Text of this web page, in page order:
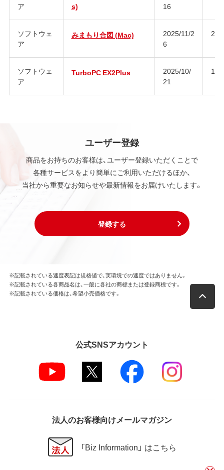
ア
s)
16
ソフトウェ
ア
みまもり合図 (Mac)
2025/11/2
6
ソフトウェ
ア
TurboPC EX2Plus
2025/10/
21
ユーザー登録
商品をお持ちのお客様は、ユーザー登録いただくことで
各種サービスをより簡単にご利用いただけるほか、
当社から重要なお知らせや最新情報をお届けいたします。
登録する
※記載されている速度表記は規格値で、実環境での速度ではありません。
※記載されている各商品名は、一般に各社の商標または登録商標です。
※記載されている価格は、希望小売価格です。
公式SNSアカウント
法人のお客様向けメールマガジン
「Biz Information」 はこちら